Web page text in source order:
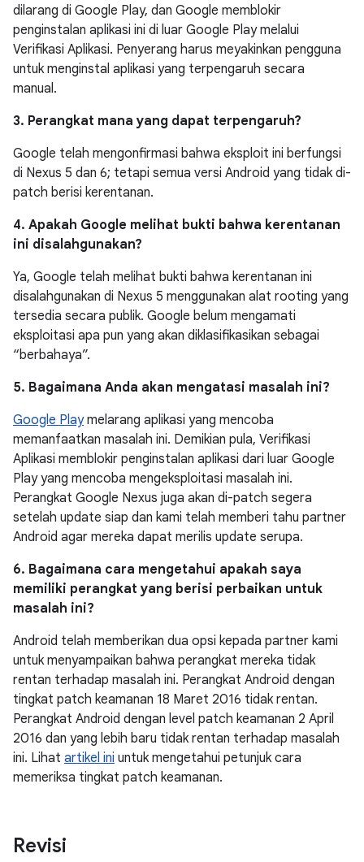
dilarang di Google Play, dan Google memblokir
penginstalan aplikasi ini di luar Google Play melalui
Verifikasi Aplikasi. Penyerang harus meyakinkan pengguna
untuk menginstal aplikasi yang terpengaruh secara
manual.
3. Perangkat mana yang dapat terpengaruh?
Google telah mengonfirmasi bahwa eksploit ini berfungsi
di Nexus 5 dan 6; tetapi semua versi Android yang tidak di-
patch berisi kerentanan.
4. Apakah Google melihat bukti bahwa kerentanan
ini disalahgunakan?
Ya, Google telah melihat bukti bahwa kerentanan ini
disalahgunakan di Nexus 5 menggunakan alat rooting yang
tersedia secara publik. Google belum mengamati
eksploitasi apa pun yang akan diklasifikasikan sebagai
“berbahaya”.
5. Bagaimana Anda akan mengatasi masalah ini?
Google Playmelarang aplikasi yang mencoba
memanfaatkan masalah ini. Demikian pula, Verifikasi
Aplikasi memblokir penginstalan aplikasi dari luar Google
Play yang mencoba mengeksploitasi masalah ini.
Perangkat Google Nexus juga akan di-patch segera
setelah update siap dan kami telah memberi tahu partner
Android agar mereka dapat merilis update serupa.
6. Bagaimana cara mengetahui apakah saya
memiliki perangkat yang berisi perbaikan untuk
masalah ini?
Android telah memberikan dua opsi kepada partner kami
untuk menyampaikan bahwa perangkat mereka tidak
rentan terhadap masalah ini. Perangkat Android dengan
tingkat patch keamanan 18 Maret 2016 tidak rentan.
Perangkat Android dengan level patch keamanan 2 April
2016 dan yang lebih baru tidak rentan terhadap masalah
ini. Lihat artikel ini untuk mengetahui petunjuk cara
memeriksa tingkat patch keamanan.
Revisi